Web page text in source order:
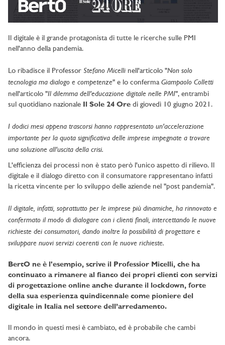
Il digitale è il grande protagonista di tutte le ricerche sulle PMI
nell'anno della pandemia.
Lo ribadisce il Professor Stefano Micelli nell'articolo "Non solo
tecnologia ma dialogo e competenze" e lo conferma Giampaolo Colletti
nell'articolo "Il dilemma dell'educazione digitale nelle PMI", entrambi
sul quotidiano nazionale Il Sole 24 Ore di giovedì 10 giugno 2021.
I dodici mesi appena trascorsi hanno rappresentato un'accelerazione
importante per la quota significativa delle imprese impegnate a trovare
una soluzione all'uscita della crisi.
L'efficienza dei processi non è stato però l'unico aspetto di rilievo. Il
digitale e il dialogo diretto con il consumatore rappresentano infatti
la ricetta vincente per lo sviluppo delle aziende nel "post pandemia".
Il digitale, infatti, soprattutto per le imprese più dinamiche, ha rinnovato e
confermato il modo di dialogare con i clienti finali, intercettando le nuove
richieste dei consumatori, dando inoltre la possibilità di progettare e
sviluppare nuovi servizi coerenti con le nuove richieste.
BertO ne è l'esempio, scrive il Professior Micelli, che ha
continuato a rimanere al fianco dei propri clienti con servizi
di progettazione online anche durante il lockdown, forte
della sua esperienza quindicennale come pioniere del
digitale in Italia nel settore dell’arredamento.
Il mondo in questi mesi è cambiato, ed è probabile che cambi
ancora.